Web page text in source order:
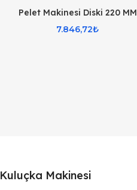
Pelet Makinesi Diski 220 MM
7.846,72₺
Kuluçka Makinesi